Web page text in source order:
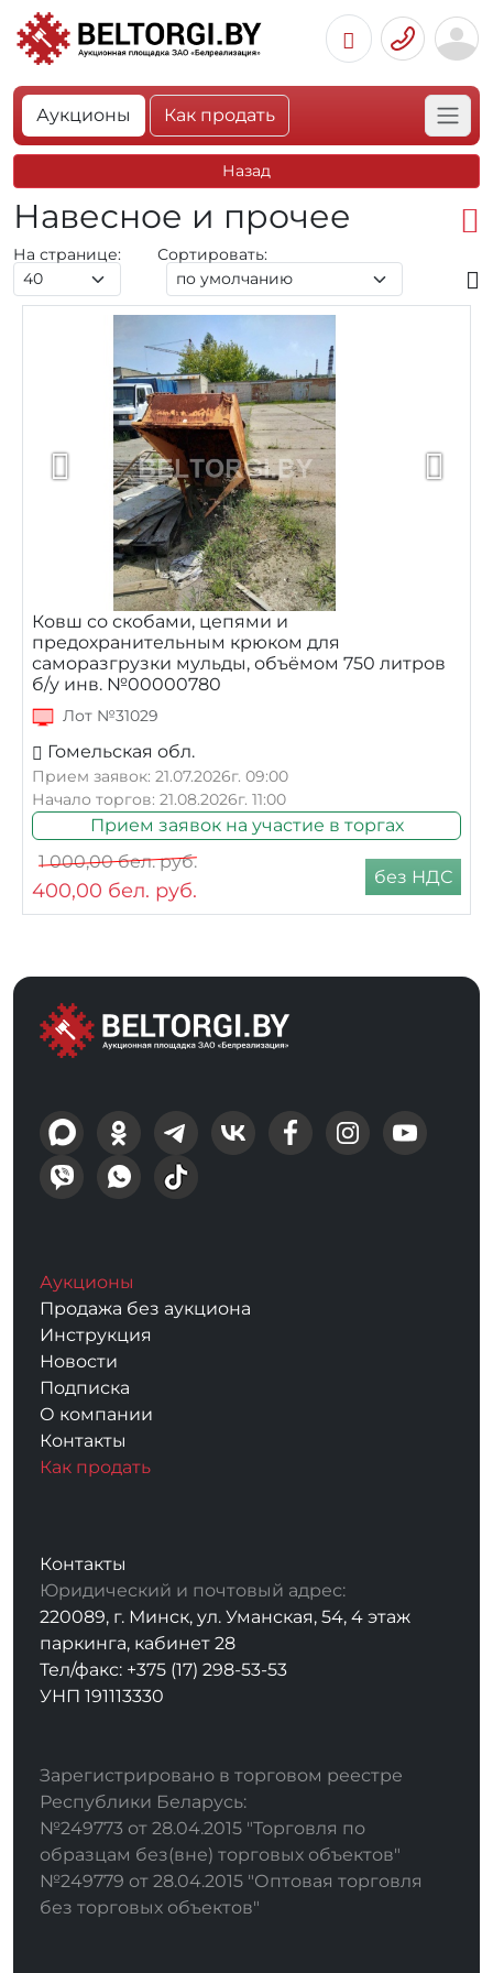
Аукционы Как продать
Назад
Навесное и прочее
На странице: Сортировать:
Ковш со скобами, цепями и
предохранительным крюком для
саморазгрузки мульды, объёмом 750 литров
б/у инв. №00000780
Лот №31029
Гомельская обл.
Прием заявок: 21.07.2026г. 09:00
Начало торгов: 21.08.2026г. 11:00
Прием заявок на участие в торгах
1 000,00бел. руб.
400,00 бел. руб.
без НДС
Аукционы
Продажа без аукциона
Инструкция
Новости
Подписка
О компании
Контакты
Как продать
Контакты
Юридический и почтовый адрес:
220089, г. Минск, ул. Уманская, 54, 4 этаж
паркинга, кабинет 28
Тел/факс: +375 (17) 298-53-53
УНП 191113330
Зарегистрировано в торговом реестре
Республики Беларусь:
№249773 от 28.04.2015 "Торговля по
образцам без(вне) торговых объектов"
№249779 от 28.04.2015 "Оптовая торговля
без торговых объектов"